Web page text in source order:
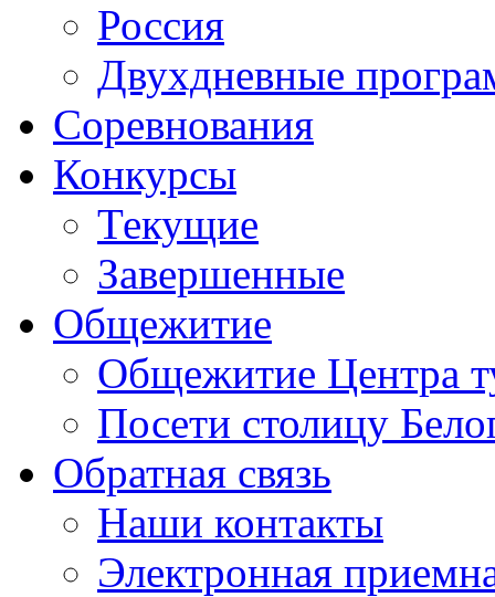
Россия
Двухдневные
Соревнования
Конкурсы
Текущие
Завершенные
Общежитие
Общежитие Центра
Посети столицу
Обратная связь
Наши контакты
Электронная